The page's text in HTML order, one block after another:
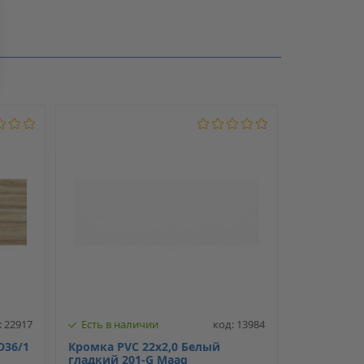
35
22917
1
Есть в наличии код: 13984
Кромка PVC 22х2,0 Белый
гладкий 201-G Maag